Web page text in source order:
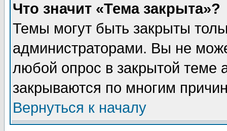
Что значит «Тема закрыта»?
Темы могут быть закрыты
администраторами. Вы не
любой опрос в закрытой теме
закрываются по многим
Вернуться к началу